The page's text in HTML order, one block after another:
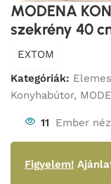
MODENA
szekrény 40
EXTOM
Kategóriák:
Konyhabútor,
11 Ember
Figyelem!